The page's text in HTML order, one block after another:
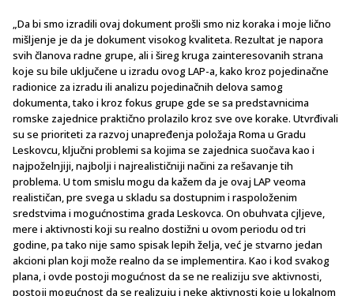
„Da bi smo izradili ovaj dokument prošli smo niz koraka i moje lično
mišljenje je da je dokument visokog kvaliteta. Rezultat je napora
svih članova radne grupe, ali i šireg kruga zainteresovanih strana
koje su bile uključene u izradu ovog LAP-a, kako kroz pojedinačne
radionice za izradu ili analizu pojedinačnih delova samog
dokumenta, tako i kroz fokus grupe gde se sa predstavnicima
romske zajednice praktično prolazilo kroz sve ove korake. Utvrđivali
su se prioriteti za razvoj unapređenja položaja Roma u Gradu
Leskovcu, ključni problemi sa kojima se zajednica suočava kao i
najpoželnjiji, najbolji i najrealističniji načini za rešavanje tih
problema. U tom smislu mogu da kažem da je ovaj LAP veoma
realističan, pre svega u skladu sa dostupnim i raspoloženim
sredstvima i mogućnostima grada Leskovca. On obuhvata cjljeve,
mere i aktivnosti koji su realno dostižni u ovom periodu od tri
godine, pa tako nije samo spisak lepih želja, već je stvarno jedan
akcioni plan koji može realno da se implementira. Kao i kod svakog
plana, i ovde postoji mogućnost da se ne realiziju sve aktivnosti,
postoji mogućnost da se realizuju i neke aktivnosti koje u lokalnom